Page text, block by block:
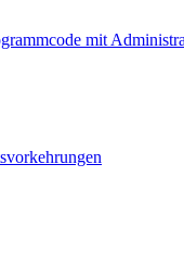
mit